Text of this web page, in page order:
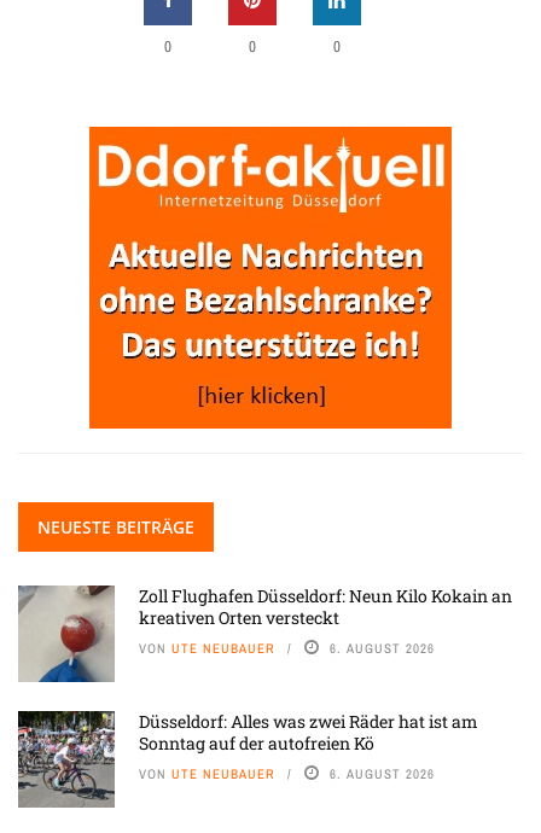
0 0 0
NEUESTE BEITRÄGE
Zoll Flughafen Düsseldorf: Neun Kilo Kokain an
kreativen Orten versteckt
VON UTE NEUBAUER 6. AUGUST 2026
Düsseldorf: Alles was zwei Räder hat ist am
Sonntag auf der autofreien Kö
VON UTE NEUBAUER 6. AUGUST 2026